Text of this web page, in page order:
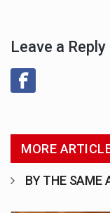
Leave a Reply
MORE
BY THE SAME